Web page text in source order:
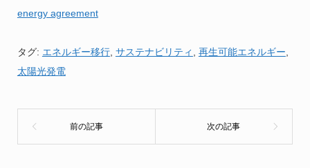
energy agreement
タグ: エネルギー移行, サステナビリティ 再生可能エネルギー
太陽光発電